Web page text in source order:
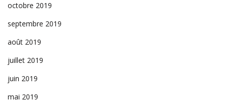
octobre 2019
septembre 2019
août 2019
juillet 2019
juin 2019
mai 2019